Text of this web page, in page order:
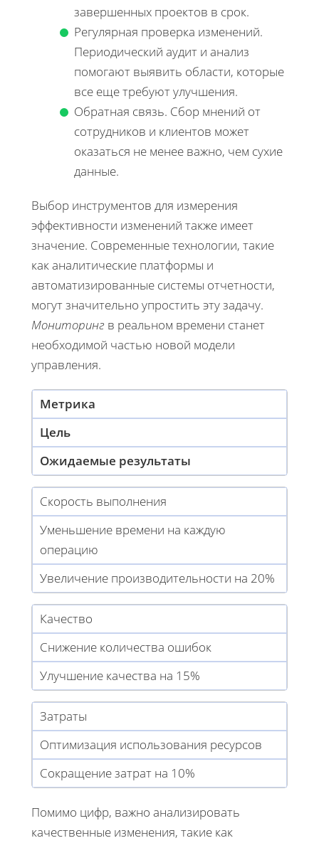
завершенных проектов в срок.
Регулярная проверка изменений.
Периодический аудит и анализ
помогают выявить области, которые
все еще требуют улучшения.
Обратная связь. Сбор мнений от
сотрудников и клиентов может
оказаться не менее важно, чем сухие
данные.
Выбор инструментов для измерения
эффективности изменений также имеет
значение. Современные технологии, такие
как аналитические платформы и
автоматизированные системы отчетности,
могут значительно упростить эту задачу.
Мониторинг в реальном времени станет
необходимой частью новой модели
управления.
Метрика
Цель
Ожидаемые результаты
Скорость выполнения
Уменьшение времени на каждую
операцию
Увеличение производительности на 20%
Качество
Снижение количества ошибок
Улучшение качества на 15%
Затраты
Оптимизация использования ресурсов
Сокращение затрат на 10%
Помимо цифр, важно анализировать
качественные изменения, такие как